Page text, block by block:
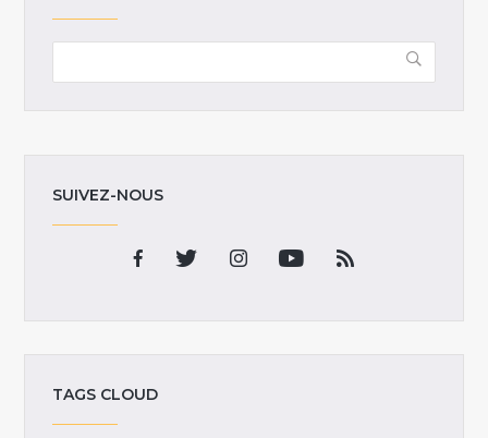
SUIVEZ-NOUS
TAGS CLOUD